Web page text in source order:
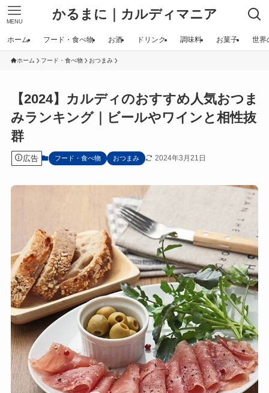
かるまに｜カルディマニア
MENU
ホーム フード・食べ物 お酒 ドリンク 調味料 お菓子 世界
ホーム フード・食べ物 おつまみ
【2024】カルディのおすすめ人気おつま
みランキング｜ビールやワインと相性抜
群
広告 フード・食べ物 おつまみ 2024年3月21日